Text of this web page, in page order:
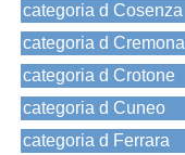
categoria d Cosenza
categoria d Cremona
categoria d Crotone
categoria d Cuneo
categoria d Ferrara